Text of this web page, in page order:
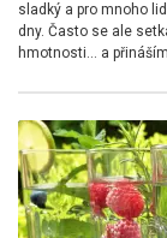
sladký a pro mnoho
dny. Často se ale
hmotnosti… a